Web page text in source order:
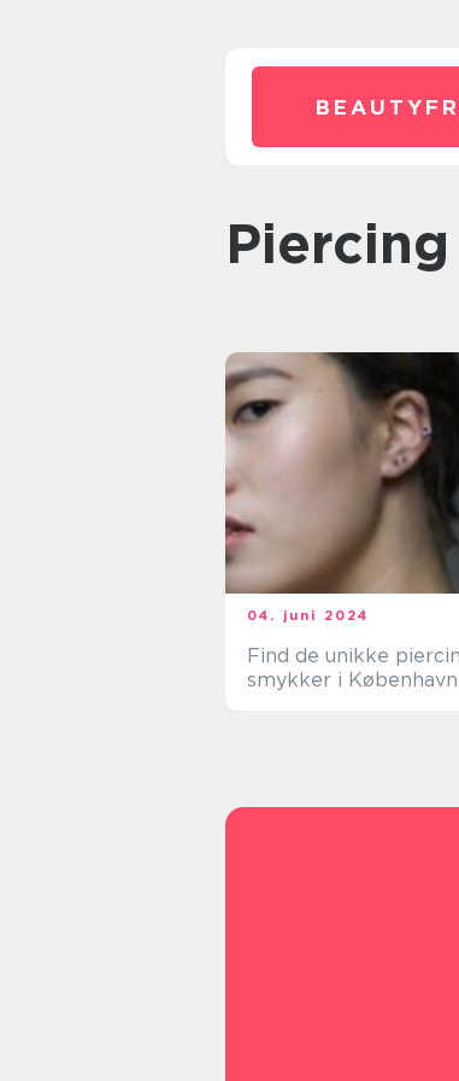
04. juni 2024
Find de unikke
smykker i København